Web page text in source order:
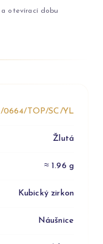
otevírací dobu
0664/TOP/SC/YL
Žlutá
≈ 1.96 g
Kubický zirkon
Náušnice